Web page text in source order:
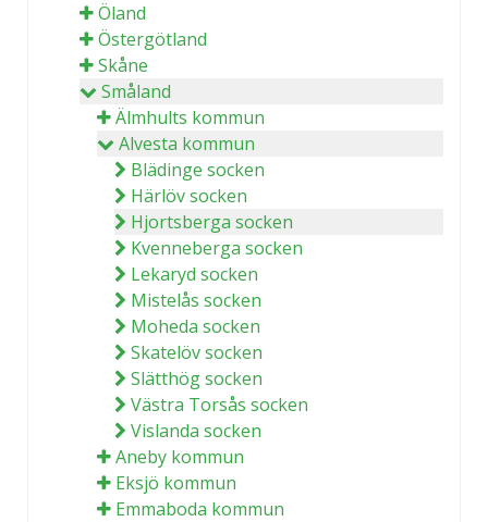
Öland
Östergötland
Skåne
Småland
Älmhults kommun
Alvesta kommun
Blädinge socken
Härlöv socken
Hjortsberga socken
Kvenneberga socken
Lekaryd socken
Mistelås socken
Moheda socken
Skatelöv socken
Slätthög socken
Västra Torsås socken
Vislanda socken
Aneby kommun
Eksjö kommun
Emmaboda kommun